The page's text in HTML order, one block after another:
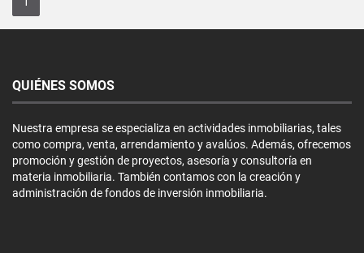
QUIÉNES SOMOS
Nuestra empresa se especializa en actividades inmobiliarias, tales
como compra, venta, arrendamiento y avalúos. Además, ofrecemos
promoción y gestión de proyectos, asesoría y consultoría en
materia inmobiliaria. También contamos con la creación y
administración de fondos de inversión inmobiliaria.